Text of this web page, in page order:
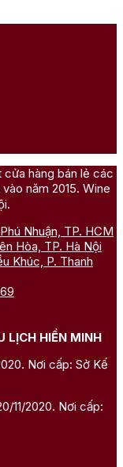
hàng bán lẻ các
năm 2015. Wine
Nhuận, TP. HCM
Hòa, TP. Hà Nội
Khúc, P. Thanh
LỊCH HIỀN MINH
Nơi cấp: Sở Kế
11/2020. Nơi cấp: